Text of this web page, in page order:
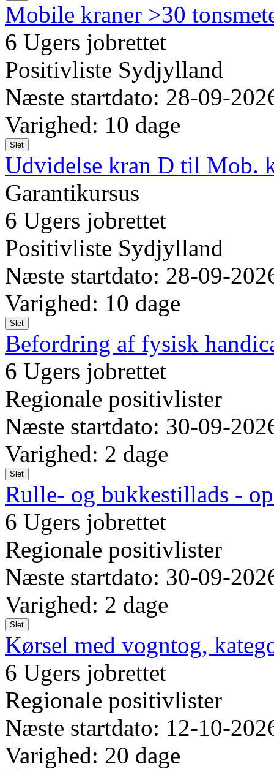
Mobile kraner >30
6 Ugers jobrettet
Positivliste Sydjylland
Næste startdato: 28-09-
Varighed: 10 dage
Slet
Udvidelse kran D til Mob.
Garantikursus
6 Ugers jobrettet
Positivliste Sydjylland
Næste startdato: 28-09-
Varighed: 10 dage
Slet
Befordring af fysisk
6 Ugers jobrettet
Regionale positivlister
Næste startdato: 30-09-
Varighed: 2 dage
Slet
Rulle- og bukkestillads -
6 Ugers jobrettet
Regionale positivlister
Næste startdato: 30-09-
Varighed: 2 dage
Slet
Kørsel med vogntog,
6 Ugers jobrettet
Regionale positivlister
Næste startdato: 12-10-
Varighed: 20 dage